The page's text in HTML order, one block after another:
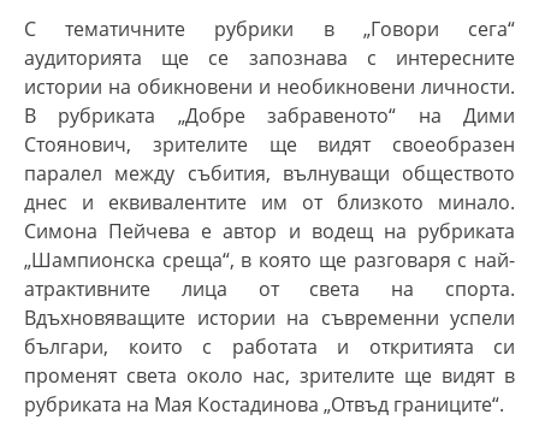
С тематичните рубрики в „Говори сега“
аудиторията ще се запознава с интересните
истории на обикновени и необикновени личности.
В рубриката „Добре забравеното“ на Дими
Стоянович, зрителите ще видят своеобразен
паралел между събития, вълнуващи обществото
днес и еквивалентите им от близкото минало.
Симона Пейчева е автор и водещ на рубриката
„Шампионска среща“, в която ще разговаря с най-
атрактивните лица от света на спорта.
Вдъхновяващите истории на съвременни успели
българи, които с работата и откритията си
променят света около нас, зрителите ще видят в
рубриката на Мая Костадинова „Отвъд границите“.